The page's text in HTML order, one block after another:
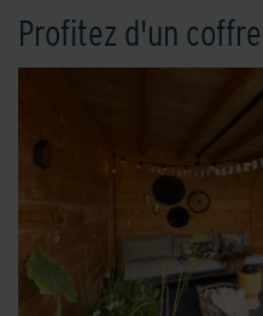
Profitez d'un